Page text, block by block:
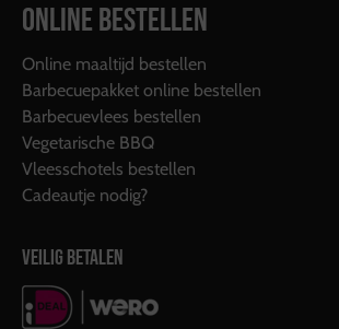
ONLINE BESTELLEN
Online maaltijd bestellen
Barbecuepakket online bestellen
Barbecuevlees bestellen
Vegetarische BBQ
Vleesschotels bestellen
Cadeautje nodig?
VEILIG BETALEN